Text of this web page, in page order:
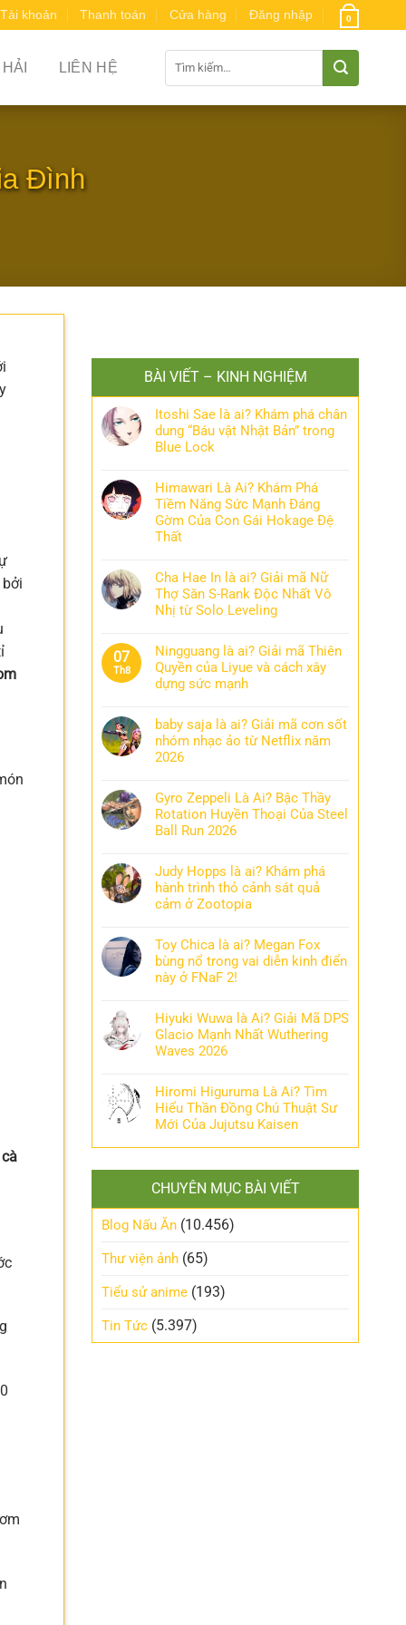
Tài khoản Thanh toán Cửa hàng Đăng nhập 0
LIÊN HỆ
kiếm:
Đình
BÀI VIẾT – KINH NGHIỆM
Itoshi Sae là ai? Khám phá chân
dung “Báu vật Nhật Bản” trong
Blue Lock
Himawari Là Ai? Khám Phá
Tiềm Năng Sức Mạnh Đáng
Gờm Của Con Gái Hokage Đệ
Thất
Cha Hae In là ai? Giải mã Nữ
Thợ Săn S-Rank Độc Nhất Vô
Nhị từ Solo Leveling
07
Th8
Ningguang là ai? Giải mã Thiên
Quyền của Liyue và cách xây
dựng sức mạnh
baby saja là ai? Giải mã cơn sốt
nhóm nhạc ảo từ Netflix năm
2026
Gyro Zeppeli Là Ai? Bậc Thầy
Rotation Huyền Thoại Của Steel
Ball Run 2026
Judy Hopps là ai? Khám phá
hành trình thỏ cảnh sát quả
cảm ở Zootopia
Toy Chica là ai? Megan Fox
bùng nổ trong vai diễn kinh điển
này ở FNaF 2!
Hiyuki Wuwa là Ai? Giải Mã DPS
Glacio Mạnh Nhất Wuthering
Waves 2026
Hiromi Higuruma Là Ai? Tìm
Hiểu Thần Đồng Chú Thuật Sư
Mới Của Jujutsu Kaisen
CHUYÊN MỤC BÀI VIẾT
Blog Nấu Ăn (10.456)
Thư viện ảnh (65)
Tiểu sử anime (193)
Tin Tức (5.397)